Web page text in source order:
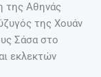
της Αθηνάς
της Χουάν
Σάσα στο
εκλεκτών